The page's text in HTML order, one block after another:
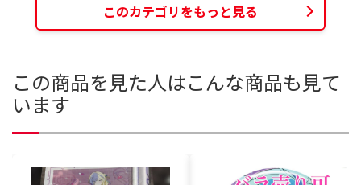
このカテゴリをもっと見る
この商品を見た人はこんな商品も見て
います